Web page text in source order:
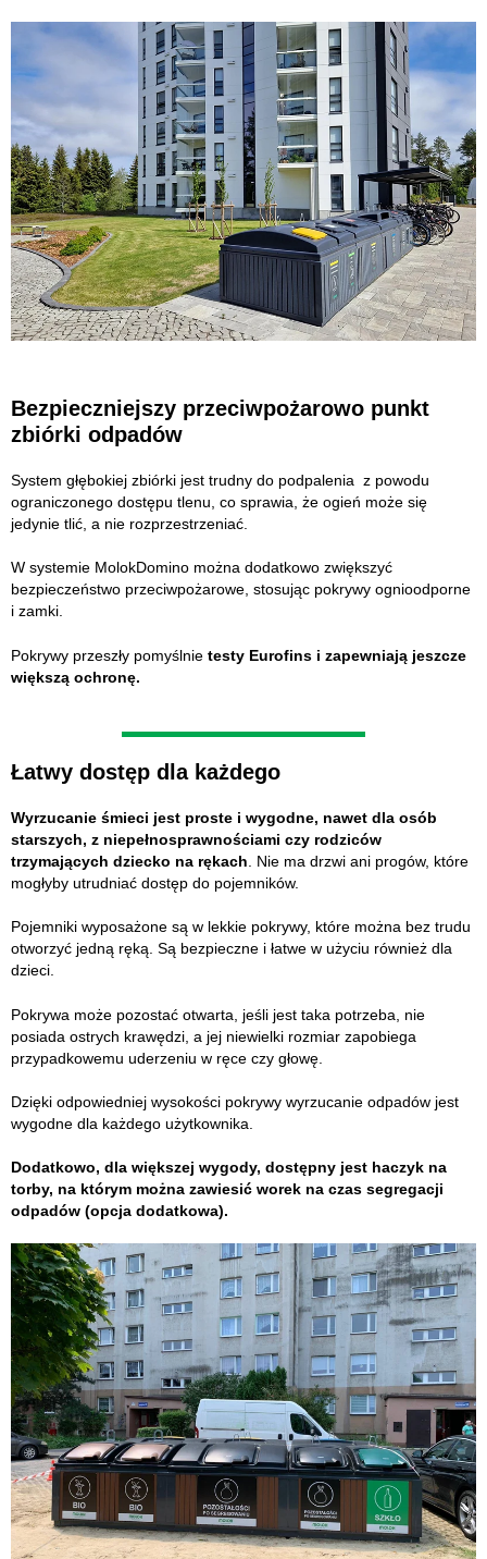
Bezpieczniejszy przeciwpożarowo punkt
zbiórki odpadów
System głębokiej zbiórki jest trudny do podpalenia z powodu
ograniczonego dostępu tlenu, co sprawia, że ogień może się
jedynie tlić, a nie rozprzestrzeniać.
W systemie MolokDomino można dodatkowo zwiększyć
bezpieczeństwo przeciwpożarowe, stosując pokrywy ognioodporne
i zamki.
Pokrywy przeszły pomyślnie testy Eurofins i zapewniają jeszcze
większą ochronę.
Łatwy dostęp dla każdego
Wyrzucanie śmieci jest proste i wygodne, nawet dla osób
starszych, z niepełnosprawnościami czy rodziców
trzymających dziecko na rękach . Nie ma drzwi ani progów, które
mogłyby utrudniać dostęp do pojemników.
Pojemniki wyposażone są w lekkie pokrywy, które można bez trudu
otworzyć jedną ręką. Są bezpieczne i łatwe w użyciu również dla
dzieci.
Pokrywa może pozostać otwarta, jeśli jest taka potrzeba, nie
posiada ostrych krawędzi, a jej niewielki rozmiar zapobiega
przypadkowemu uderzeniu w ręce czy głowę.
Dzięki odpowiedniej wysokości pokrywy wyrzucanie odpadów jest
wygodne dla każdego użytkownika.
Dodatkowo, dla większej wygody, dostępny jest haczyk na
torby, na którym można zawiesić worek na czas segregacji
odpadów (opcja dodatkowa).